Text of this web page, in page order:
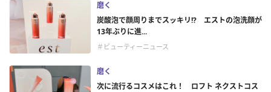
磨く
炭酸泡で顔周りまでスッキリ!? エストの泡洗顔が
13年ぶりに進...
＃ビューティーニュース
磨く
次に流行るコスメはこれ！ ロフト ネクストコス